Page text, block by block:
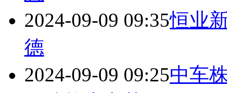
2024-09-09 09:35恒业
德
2024-09-09 09:25中车